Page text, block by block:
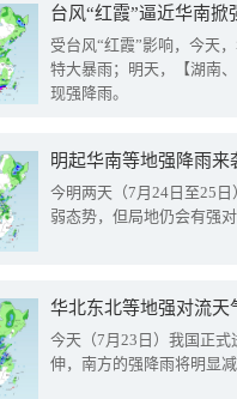
台风“红霞”逼近华南
受台风“红霞”影响，今天
特大暴雨；明天，【湖南
现强降雨。
明起华南等地强降雨
今明两天（7月24日至25
弱态势，但局地仍会有强
华北东北等地强对流天
今天（7月23日）我国正
伸，南方的强降雨将明显